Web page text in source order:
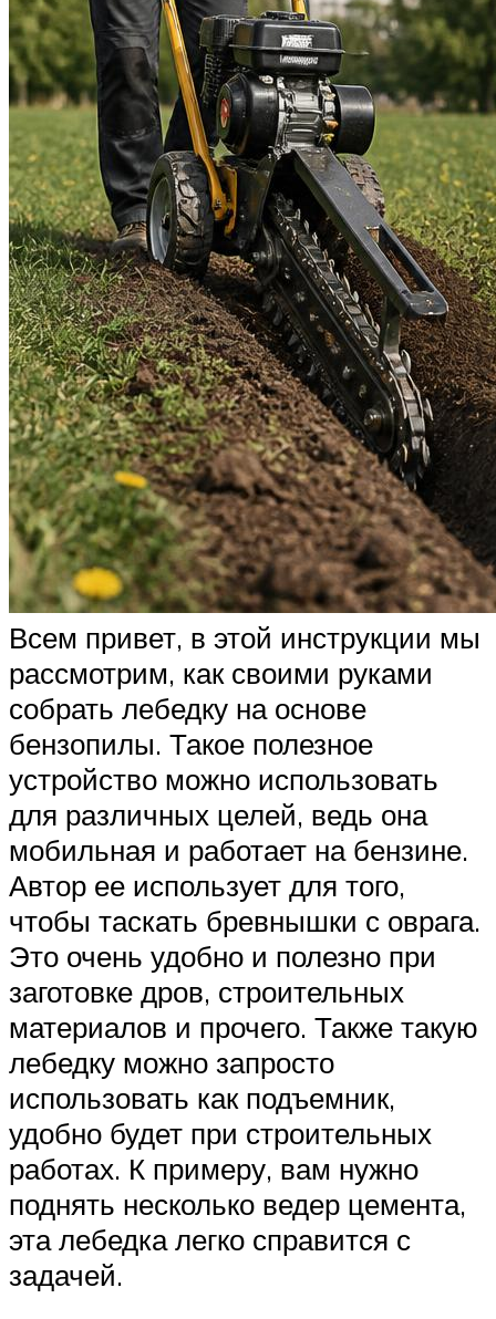
Всем привет, в этой инструкции мы
рассмотрим, как своими руками
собрать лебедку на основе
бензопилы. Такое полезное
устройство можно использовать
для различных целей, ведь она
мобильная и работает на бензине.
Автор ее использует для того,
чтобы таскать бревнышки с оврага.
Это очень удобно и полезно при
заготовке дров, строительных
материалов и прочего. Также такую
лебедку можно запросто
использовать как подъемник,
удобно будет при строительных
работах. К примеру, вам нужно
поднять несколько ведер цемента,
эта лебедка легко справится с
задачей.